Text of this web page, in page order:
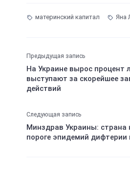
материнский капитал Яна
Предыдущая запись
На Украине вырос процент
выступают за скорейшее
действий
Следующая запись
Минздрав Украины: страна
пороге эпидемий дифтерии